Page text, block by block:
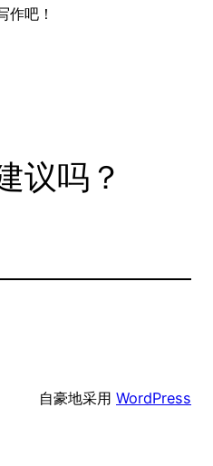
作吧！
议吗？
自豪地采用 WordPress